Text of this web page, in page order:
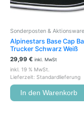
Sonderposten & Aktionsware
Alpinestars Base Cap
Trucker Schwarz Weiß
29,99 € inkl. MwSt
inkl. 19 % MwSt.
Lieferzeit: Standardlieferung
In den Warenkorb